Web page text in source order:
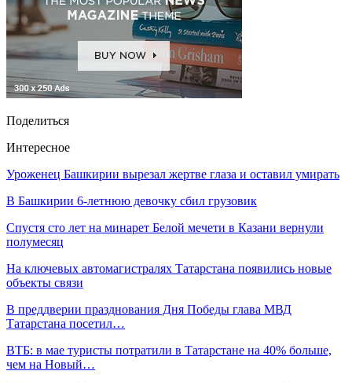
Поделиться
Интересное
Уроженец Башкирии вырезал жертве глаза и оставил умирать
В Башкирии 6-летнюю девочку сбил грузовик
Спустя сто лет на минарет Белой мечети в Казани вернули
полумесяц
На ключевых автомагистралях Татарстана появились новые
объекты связи
В преддверии празднования Дня Победы глава МВД
Татарстана посетил…
ВТБ: в мае туристы потратили в Татарстане на 40% больше,
чем на Новый…